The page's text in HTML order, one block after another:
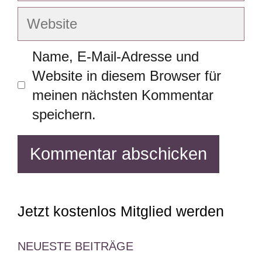
Adresse
Website
Name, E-Mail-Adresse und
Website in diesem Browser für
meinen nächsten Kommentar
speichern.
Jetzt kostenlos Mitglied werden
NEUESTE BEITRÄGE